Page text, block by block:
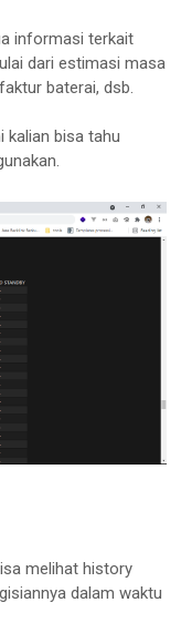
informasi terkait
dari estimasi masa
baterai, dsb.
kalian bisa tahu
melihat history
dalam waktu